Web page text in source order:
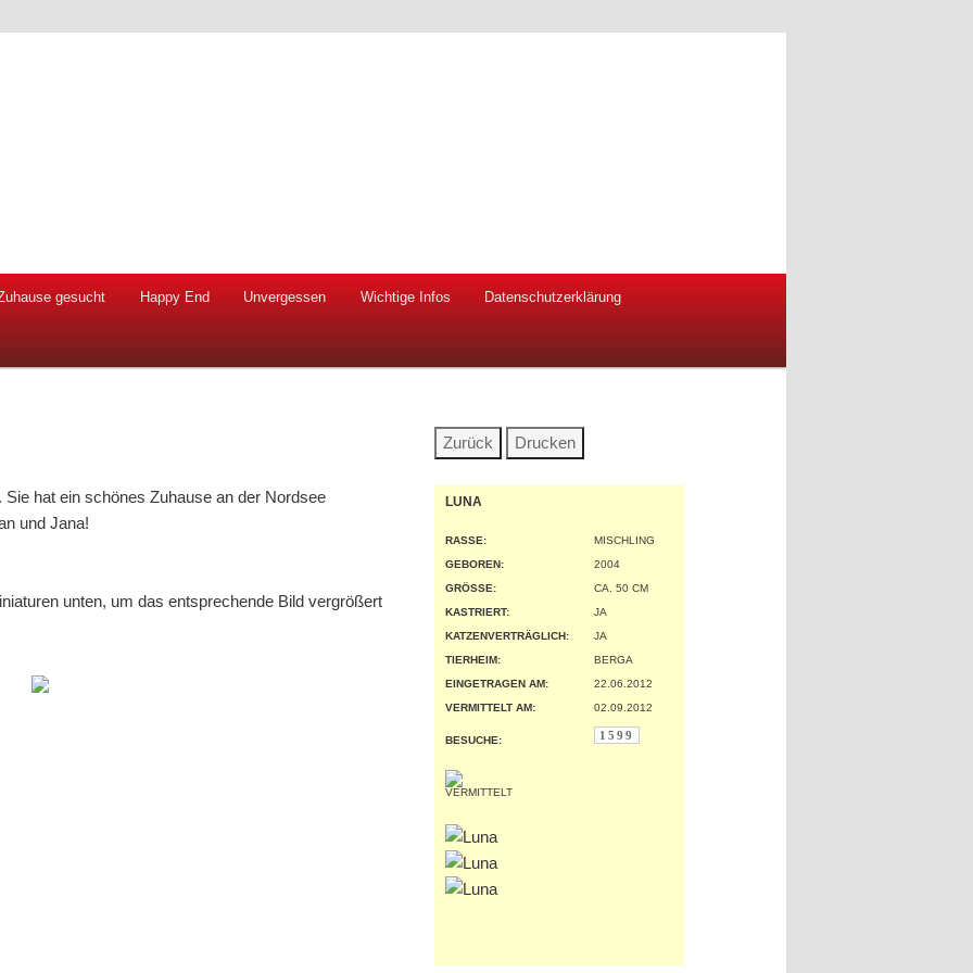
gesucht Happy End Unvergessen Wichtige Infos Datenschutzerklärung
hat ein schönes Zuhause an der Nordsee
und Jana!
unten, um das entsprechende Bild vergrößert
LUNA
RASSE:
MISCHLING
GEBOREN:
2004
GRÖSSE:
CA. 50 CM
KASTRIERT:
JA
KATZENVERTRÄGLICH:
JA
TIERHEIM:
BERGA
EINGETRAGEN AM:
22.06.2012
VERMITTELT AM:
02.09.2012
BESUCHE: 1599